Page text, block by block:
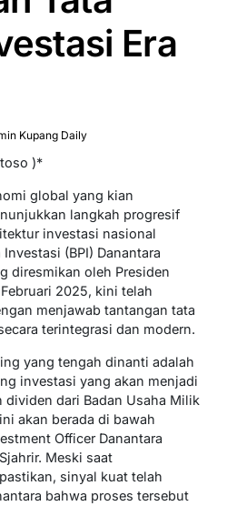
Era
Kupang Daily
)*
global yang kian
langkah progresif
investasi nasional
(BPI) Danantara
diresmikan oleh Presiden
2025, kini telah
menjawab tantangan tata
terintegrasi dan modern.
yang tengah dinanti adalah
investasi yang akan menjadi
dividen dari Badan Usaha Milik
akan berada di bawah
Officer Danantara
Meski saat
sinyal kuat telah
bahwa proses tersebut